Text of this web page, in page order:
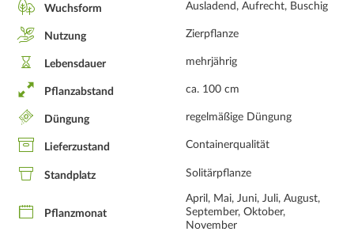
Wuchsform Ausladend, Aufrecht, Buschig
Nutzung Zierpflanze
Lebensdauer mehrjährig
Pflanzabstand ca. 100 cm
Düngung regelmäßige Düngung
Lieferzustand Containerqualität
Standplatz Solitärpflanze
Pflanzmonat
April, Mai, Juni, Juli, August,
September, Oktober,
November